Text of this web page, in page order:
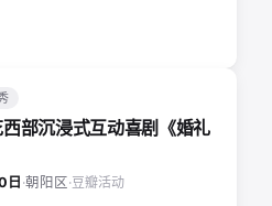
部沉浸式互动喜剧《婚礼
日 ·朝阳区·豆瓣活动